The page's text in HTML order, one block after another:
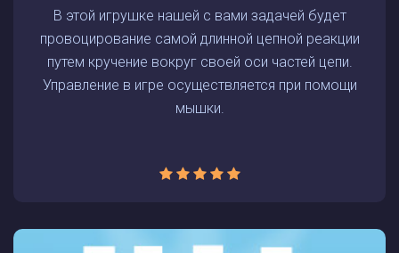
В этой игрушке нашей с вами задачей будет
провоцирование самой длинной цепной реакции
путем кручение вокруг своей оси частей цепи.
Управление в игре осуществляется при помощи
мышки.